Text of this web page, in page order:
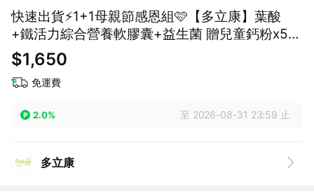
快速出貨⚡1+1母親節感恩組🩷【多立康】葉酸
+鐵活力綜合營養軟膠囊+益生菌 贈兒童鈣粉x5入
『LINE禮物獨家組合』|母親節送禮/保健養身
$1,650
免運費
2.0% 至 2026-08-31 23:59 止
多立康